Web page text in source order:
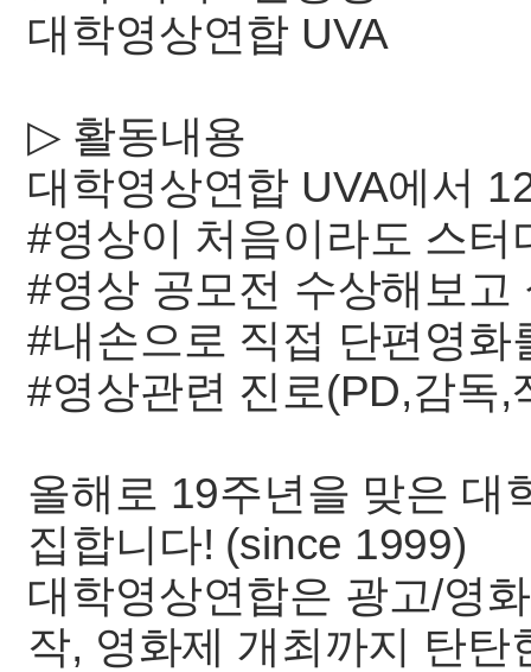
대학영상연합 UVA
▷ 활동내용
대학영상연합 UVA에서
#영상이 처음이라도 스
#영상 공모전 수상해보고
#내손으로 직접 단편영화
#영상관련 진로(PD,감독,
올해로 19주년을 맞은 대
집합니다! (since 1999)
대학영상연합은 광고/영
작, 영화제 개최까지 탄